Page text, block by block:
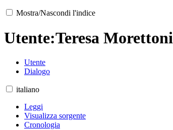
Mostra/Nascondi l'indice
Utente:Teresa Morettoni
Utente
Dialogo
italiano
Leggi
Visualizza sorgente
Cronologia